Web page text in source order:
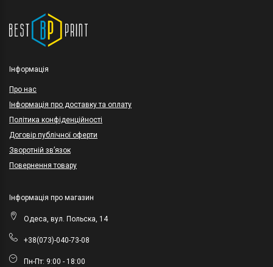
Інформація
Про нас
Інформація про доставку та оплату
Політика конфіденційності
Договір публічної оферти
Зворотній зв’язок
Повернення товару
Інформація про магазин
Одеса, вул. Польска, 14
+38(073)-040-73-08
Пн-Пт: 9:00 - 18:00